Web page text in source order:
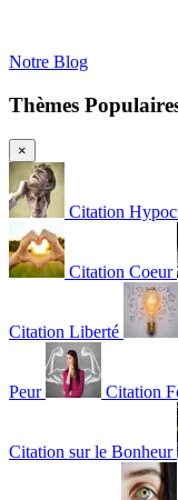
Notre Blog
Thèmes
×
Citation
Citation Coeur
Citation Liberté
Peur Citation
Citation sur le Bonheur